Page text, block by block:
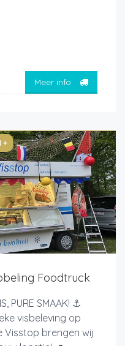
Meer info
+
Foodtruck
PURE SMAAK! ⚓
visbeleving op
Visstop brengen wij